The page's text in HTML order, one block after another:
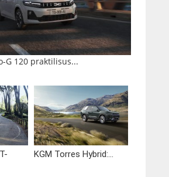
G 120 praktilisus...
KGM Torres Hybrid:...